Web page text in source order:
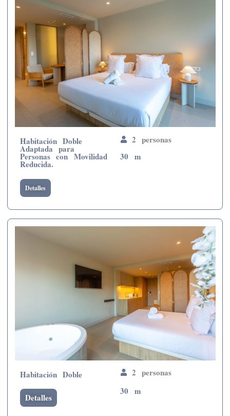
Habitación Doble
Adaptada para
Personas con Movilidad
Reducida.
Detalles
2 personas
30 m
Habitación Doble
Detalles
2 personas
30 m